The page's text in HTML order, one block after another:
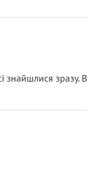
знайшлися